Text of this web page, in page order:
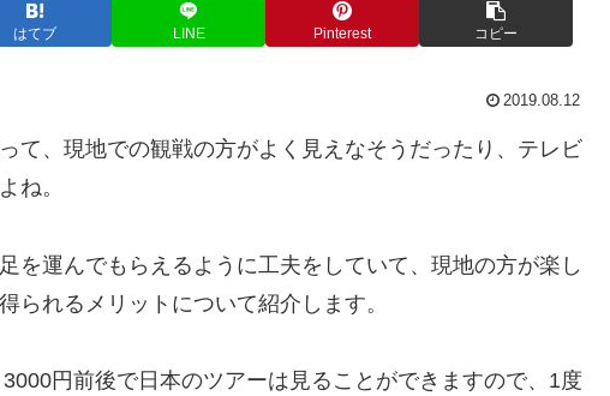
はてブ LINE Pinterest コピー
2019.08.12
て、現地での観戦の方がよく見えなそうだったり、テレビ
ね。
を運んでもらえるように工夫をしていて、現地の方が楽し
られるメリットについて紹介します。
円前後で日本のツアーは見ることができますので、1度